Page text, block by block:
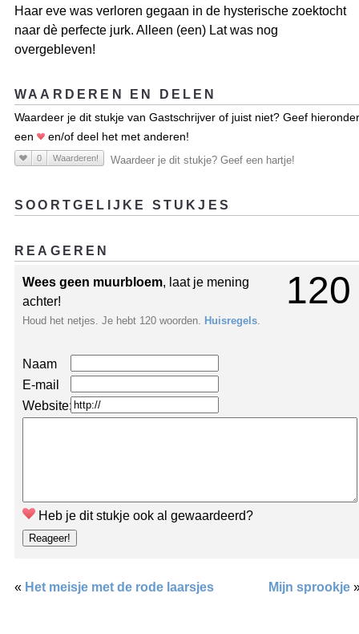
Haar eve was verloren gegaan in de hysterische zoektocht
naar dè perfecte jurk. Alleen (een) Lat was nog
overgebleven!
WAARDEREN EN DELEN
Waardeer je dit stukje van Gastschrijver of juist niet? Geef hieronder
een
en/of deel het met anderen!
0 Waarderen! Waardeer je dit stukje? Geef een hartje!
SOORTGELIJKE STUKJES
REAGEREN
120
Wees geen muurbloem, laat je mening
achter!
Houd het netjes. Je hebt 120 woorden. Huisregels
Naam
E-mail
Website:
Heb je dit stukje ook al gewaardeerd?
« Het meisje met de rode laarsjes Mijn sprookje